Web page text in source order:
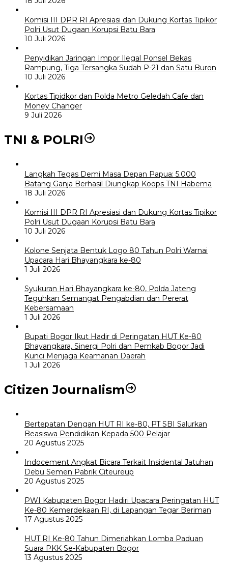
Komisi III DPR RI Apresiasi dan Dukung Kortas Tipikor
Polri Usut Dugaan Korupsi Batu Bara
10 Juli 2026
Penyidikan Jaringan Impor Ilegal Ponsel Bekas
Rampung, Tiga Tersangka Sudah P-21 dan Satu Buron
10 Juli 2026
Kortas Tipidkor dan Polda Metro Geledah Cafe dan
Money Changer
9 Juli 2026
TNI & POLRI
Langkah Tegas Demi Masa Depan Papua: 5.000
Batang Ganja Berhasil Diungkap Koops TNI Habema
18 Juli 2026
Komisi III DPR RI Apresiasi dan Dukung Kortas Tipikor
Polri Usut Dugaan Korupsi Batu Bara
10 Juli 2026
Kolone Senjata Bentuk Logo 80 Tahun Polri Warnai
Upacara Hari Bhayangkara ke-80
1 Juli 2026
Syukuran Hari Bhayangkara ke-80, Polda Jateng
Teguhkan Semangat Pengabdian dan Pererat
Kebersamaan
1 Juli 2026
Bupati Bogor Ikut Hadir di Peringatan HUT Ke-80
Bhayangkara, Sinergi Polri dan Pemkab Bogor Jadi
Kunci Menjaga Keamanan Daerah
1 Juli 2026
Citizen Journalism
Bertepatan Dengan HUT RI ke-80, PT SBI Salurkan
Beasiswa Pendidikan Kepada 500 Pelajar
20 Agustus 2025
Indocement Angkat Bicara Terkait Insidental Jatuhan
Debu Semen Pabrik Citeureup
20 Agustus 2025
PWI Kabupaten Bogor Hadiri Upacara Peringatan HUT
Ke-80 Kemerdekaan RI, di Lapangan Tegar Beriman
17 Agustus 2025
HUT RI Ke-80 Tahun Dimeriahkan Lomba Paduan
Suara PKK Se-Kabupaten Bogor
13 Agustus 2025